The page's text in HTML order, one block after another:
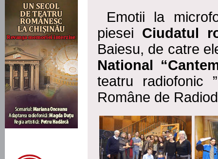
Emotii la
piesei Ciudatul
Baiesu, de catre
National
teatru radiofonic
Române de